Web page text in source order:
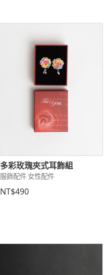
多彩玫瑰夾式耳飾組
服飾配件 女性配件
NT$490